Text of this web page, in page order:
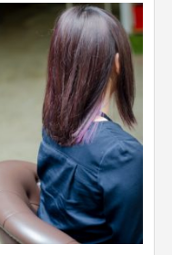
い白髪ぼかしカラー×大人ハ
イト×シークレッ...